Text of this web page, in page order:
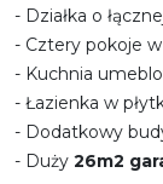
- Działka o
- Cztery pokoje
- Kuchnia
- Łazienka w
- Dodatkowy
- Duży 26m2